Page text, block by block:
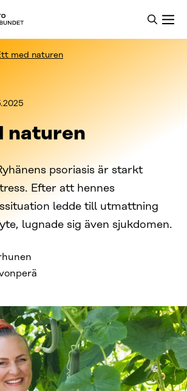
med naturen
naturen
psoriasis är starkt
Efter att hennes
ledde till utmattning
lugnade sig även sjukdomen.